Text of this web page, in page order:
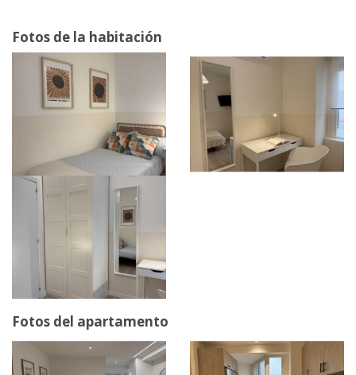
Fotos de la habitación
Fotos del apartamento